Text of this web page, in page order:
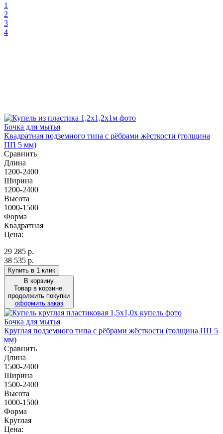
1
2
3
4
Бочка для мытья
Квадратная подземного типа с рёбрами жёсткости (толщина
ПП 5 мм)
Сравнить
Длина
1200-2400
Ширина
1200-2400
Высота
1000-1500
Форма
Квадратная
Цена:
29 285 р.
38 535 р.
Купить в 1 клик
В корзину
Товар в корзине.
продолжить покупки
оформить заказ
Бочка для мытья
Круглая подземного типа с рёбрами жёсткости (толщина ПП 5
мм)
Сравнить
Длина
1500-2400
Ширина
1500-2400
Высота
1000-1500
Форма
Круглая
Цена: